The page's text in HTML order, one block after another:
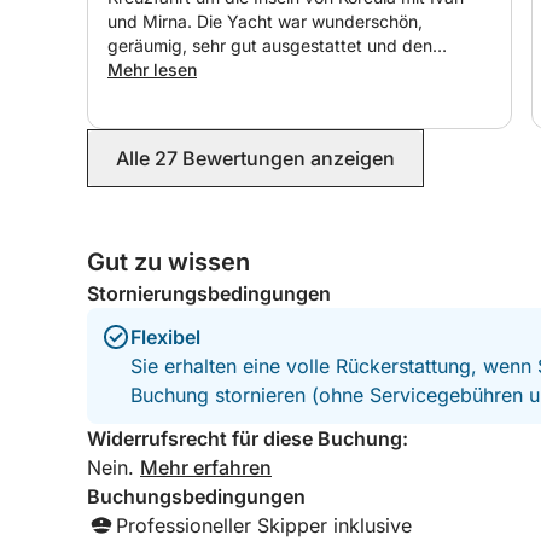
und Mirna. Die Yacht war wunderschön,
geräumig, sehr gut ausgestattet und den
ganzen Tag über unglaublich komfortabel. Alles
wieder buchen!
Mehr lesen
Alle 27 Bewertungen anzeigen
Gut zu wissen
Stornierungsbedingungen
Flexibel
Sie erhalten eine volle Rückerstattung,
Buchung stornieren (ohne Servicegebühren
Widerrufsrecht für diese Buchung:
Nein. Mehr erfahren
Buchungsbedingungen
Professioneller Skipper inklusive